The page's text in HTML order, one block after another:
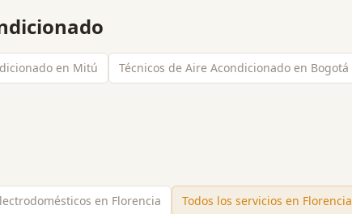
en Mitú
Técnicos de Aire Acondicionado en Bogotá
en Florencia Todos los servicios en Florencia